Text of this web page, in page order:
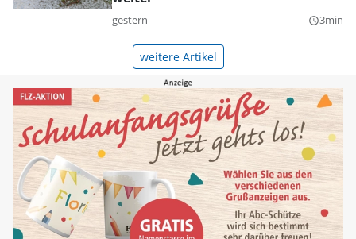
gestern query_builder3min
weitere Artikel